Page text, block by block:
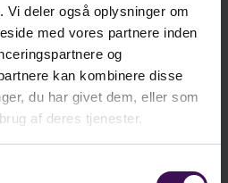
deler også oplysninger om
med vores partnere inden
og
kan kombinere disse
du har givet dem, eller som
af deres tjenester.
i dagtilbud
Sine Hudecek og Kristina Avenstrup
Nyhed
Pædagogmedhjælperens ABC
Heidi Honig Spring